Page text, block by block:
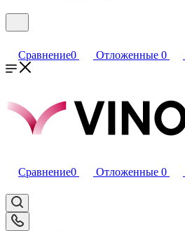
Сравнение0 Отложенные 0
Сравнение0 Отложенные 0